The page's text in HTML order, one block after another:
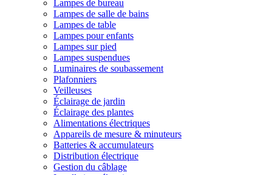
Lampes de bureau
Lampes de salle de bains
Lampes de table
Lampes pour enfants
Lampes sur pied
Lampes suspendues
Luminaires de soubassement
Plafonniers
Veilleuses
Éclairage de jardin
Éclairage des plantes
Alimentations électriques
Appareils de mesure & minuteurs
Batteries & accumulateurs
Distribution électrique
Gestion du câblage